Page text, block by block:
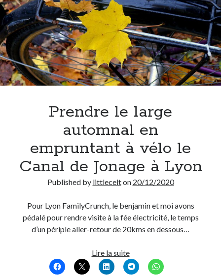
de
Lyon
Prendre le large
automnal en
empruntant à vélo le
Canal de Jonage à Lyon
Published by littlecelton 20/12/2020
Pour Lyon FamilyCrunch, le benjamin et moi avons
pédalé pour rendre visite à la fée électricité, le temps
d’un périple aller-retour de 20kms en dessous…
Lire la suitePrendre
le
large